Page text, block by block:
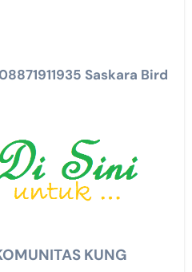
Saskara Bird
KUNG